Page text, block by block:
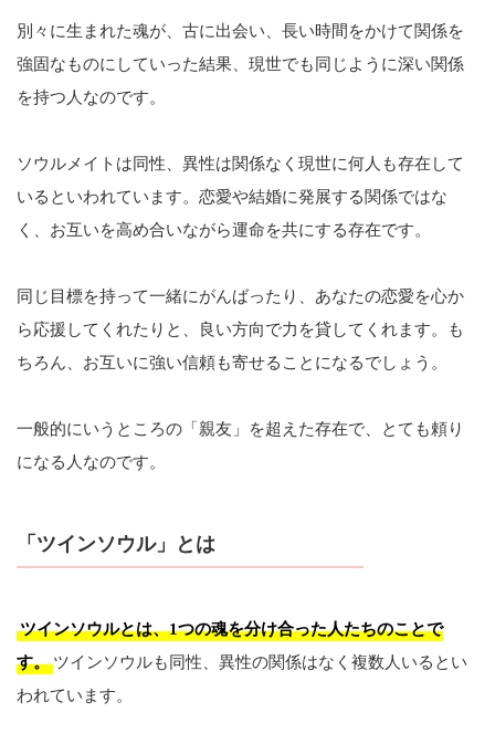
別々に生まれた魂が、古に出会い、長い時間をかけて関係を
強固なものにしていった結果、現世でも同じように深い関係
を持つ人なのです。
ソウルメイトは同性、異性は関係なく現世に何人も存在して
いるといわれています。恋愛や結婚に発展する関係ではな
く、お互いを高め合いながら運命を共にする存在です。
同じ目標を持って一緒にがんばったり、あなたの恋愛を心か
ら応援してくれたりと、良い方向で力を貸してくれます。も
ちろん、お互いに強い信頼も寄せることになるでしょう。
一般的にいうところの「親友」を超えた存在で、とても頼り
になる人なのです。
「ツインソウル」とは
ツインソウルとは、1つの魂を分け合った人たちのことで
す。 ツインソウルも同性、異性の関係はなく複数人いるとい
われています。